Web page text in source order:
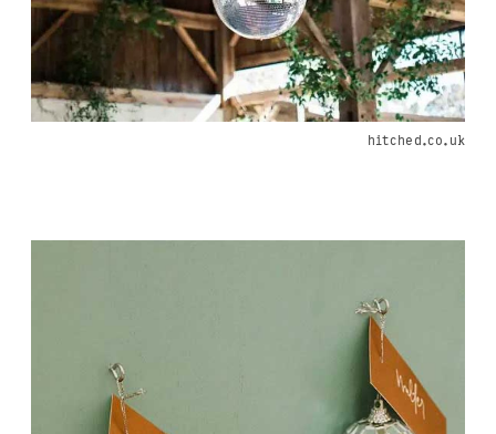
hitched.co.uk